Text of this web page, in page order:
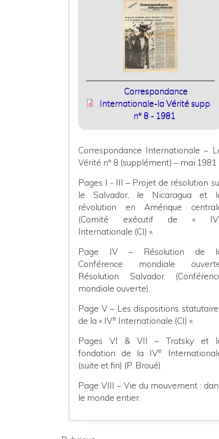
Correspondance
Internationale-la Vérité supp
n° 8 - 1981
Correspondance Internationale –
Vérité n° 8 (supplément) – mai 1981
Pages I - III – Projet de résolution
le Salvador, le Nicaragua et
révolution en Amérique
(Comité exécutif de « IV
Internationale (CI) ».
Page IV – Résolution de
Conférence mondiale
Résolution Salvador
mondiale ouverte).
Page V – Les dispositions
de la « IVe Internationale (CI) ».
Pages VI & VII – Trotsky et
fondation de la IVe
(suite et fin) (P. Broué).
Page VIII – Vie du mouvement :
le monde entier.